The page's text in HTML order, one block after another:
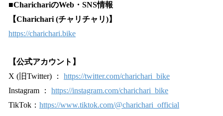
■CharichariのWeb・SNS情報
【Charichari (チャリチャリ)】
https://charichari.bike
【公式アカウント】
X (旧Twitter) ： https://twitter.com/charichari_bike
Instagram ： https://instagram.com/charichari_bike
TikTok： https://www.tiktok.com/@charichari_official